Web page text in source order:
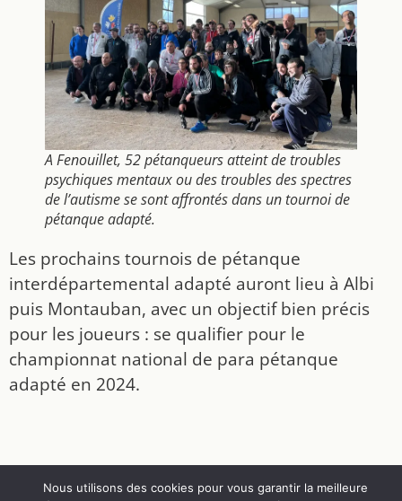
A Fenouillet, 52 pétanqueurs atteint de troubles
psychiques mentaux ou des troubles des spectres
de l’autisme se sont affrontés dans un tournoi de
pétanque adapté.
Les prochains tournois de pétanque
interdépartemental adapté auront lieu à Albi
puis Montauban, avec un objectif bien précis
pour les joueurs : se qualifier pour le
championnat national de para pétanque
adapté en 2024.
Nous utilisons des cookies pour vous garantir la meilleure